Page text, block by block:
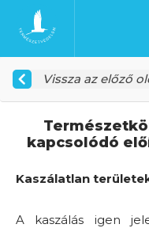
Ugrás a tartalomhoz
Főoldal
Vissza az előző
kapcsolódó
Kaszálatlan
A kaszálás igen